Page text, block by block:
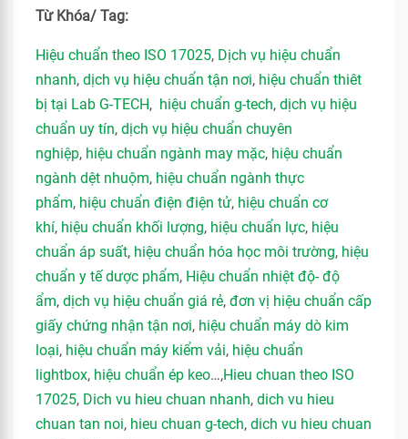
Từ Khóa/ Tag:
Hiệu chuẩn theo ISO 17025, Dịch vụ hiệu chuẩn
nhanh, dịch vụ hiệu chuẩn tận nơi, hiệu chuẩn thiêt
bị tại Lab G-TECH, hiệu chuẩn g-tech, dịch vụ hiệu
chuẩn uy tín, dịch vụ hiệu chuẩn chuyên
nghiệp, hiệu chuẩn ngành may mặc, hiệu chuẩn
ngành dệt nhuộm, hiệu chuẩn ngành thực
phẩm, hiệu chuẩn điện điện tử, hiệu chuẩn cơ
khí, hiệu chuẩn khối lượng, hiệu chuẩn lực, hiệu
chuẩn áp suất, hiệu chuẩn hóa học môi trường, hiệu
chuẩn y tế dược phẩm, Hiệu chuẩn nhiệt độ- độ
ẩm, dịch vụ hiệu chuẩn giá rẻ, đơn vị hiệu chuẩn cấp
giấy chứng nhận tận nơi, hiệu chuẩn máy dò kim
loại, hiệu chuẩn máy kiểm vải, hiệu chuẩn
lightbox, hiệu chuẩn ép keo…,Hieu chuan theo ISO
17025, Dich vu hieu chuan nhanh, dich vu hieu
chuan tan noi, hieu chuan g-tech, dich vu hieu chuan